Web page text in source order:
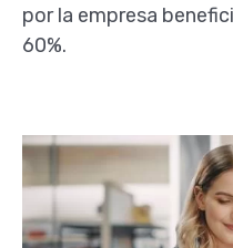
por la empresa
60%.